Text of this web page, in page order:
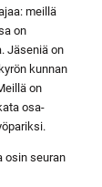
meillä
on
Jäseniä on
kunnan
on
osa-
osin seuran